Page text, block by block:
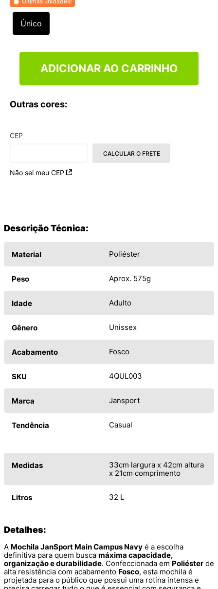
Único
ADICIONAR AO CARRINHO
Outras cores:
CEP
Não sei meu CEP
CALCULAR O FRETE
Descrição Técnica:
Material Poliéster
Peso Aprox. 575g
Idade Adulto
Gênero Unissex
Acabamento Fosco
SKU 4QUL003
Marca Jansport
Tendência Casual
Medidas
33cm largura x 42cm altura
x 21cm comprimento
Litros 32 L
Detalhes:
A Mochila JanSport Main Campus Navy é a escolha
definitiva para quem busca máxima capacidade,
organização e durabilidade. Confeccionada em Poliéster de
alta resistência com acabamento Fosco, esta mochila é
projetada para o público que possui uma rotina intensa e
9 º
VANS TÊNIS VANS ULTRARANGE
10º NEW BALANCE 204L